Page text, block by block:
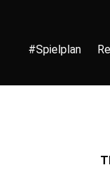
#Spielplan